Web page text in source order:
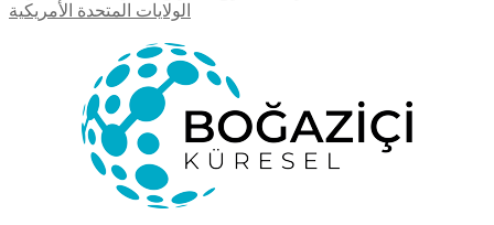
الولايات المتحدة الأمريكية